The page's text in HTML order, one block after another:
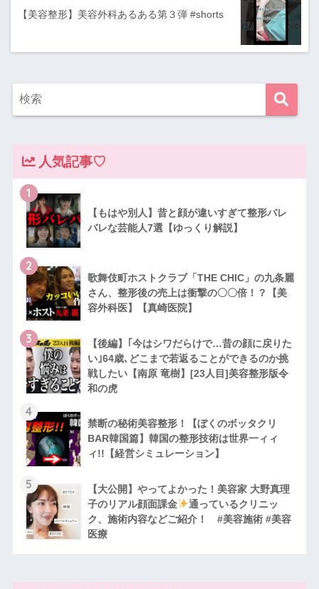
【美容整形】美容外科あるある第３弾 #shorts
人気記事♡
1
【もはや別人】昔と顔が違いすぎて整形バレ
バレな芸能人7選【ゆっくり解説】
2
歌舞伎町ホストクラブ「THE CHIC」の九条麗
さん、整形後の売上は衝撃の〇〇倍！？【美
容外科医】【真崎医院】
3
【後編】｢今はシワだらけで…昔の顔に戻りた
い｣64歳､どこまで若返ることができるのか挑
戦したい【南原 竜樹】[23人目]美容整形版令
和の虎
4
禁断の秘術美容整形！【ぼくのボッタクリ
BAR韓国篇】韓国の整形技術は世界一ィィ
ィ!!【経営シミュレーション】
5
【大公開】やってよかった！美容家 大野真理
子のリアル顔面課金
通っているクリニッ
ク、施術内容などご紹介！ #美容施術 #美容
医療